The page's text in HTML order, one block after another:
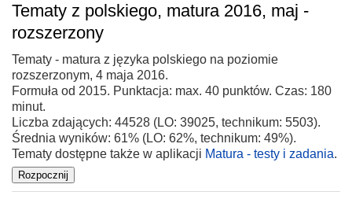
Tematy z polskiego, matura 2016, maj -
rozszerzony
Tematy - matura z języka polskiego na poziomie
rozszerzonym, 4 maja 2016.
Formuła od 2015. Punktacja: max. 40 punktów. Czas: 180
minut.
Liczba zdających: 44528 (LO: 39025, technikum: 5503).
Średnia wyników: 61% (LO: 62%, technikum: 49%).
Tematy dostępne także w aplikacji Matura - testy i zadania.